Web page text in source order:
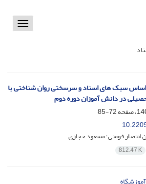
Toggle
اساس سبک های اسناد و سرسختی روان شناختی با
در دانش آموزان دوره دوم
72-85
فومنی؛ مسعود حجازی
812.47 K